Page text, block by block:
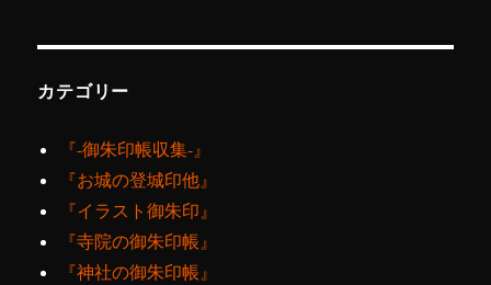
カテゴリー
『‐御朱印帳収集‐』
『お城の登城印他』
『イラスト御朱印』
『寺院の御朱印帳』
『神社の御朱印帳』